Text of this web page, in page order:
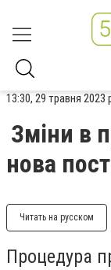
13:30, 29 травня 2023
Зміни в
нова
Читать на русском
Процедура